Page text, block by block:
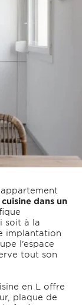
cuisine dans un
soit à la
implantation
l’espace
tout son
en L offre
plaque de